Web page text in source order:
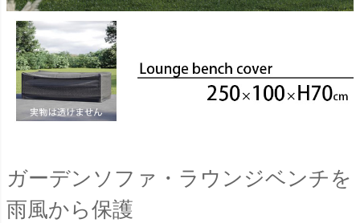
ガーデンソファ・ラウンジベンチを
雨風から保護